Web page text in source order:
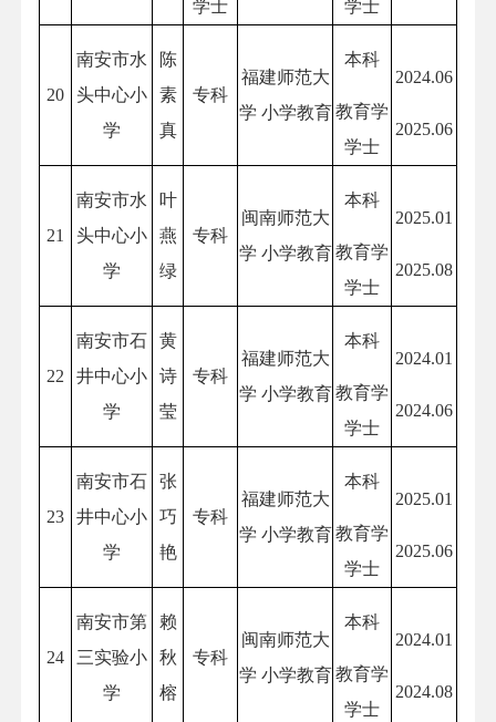
学士 学士
20
南安市水
头中心小
学
陈
素
真
专科
福建师范大
学 小学教育
本科
教育学
学士
2024.06
2025.06
21
南安市水
头中心小
学
叶
燕
绿
专科
闽南师范大
学 小学教育
本科
教育学
学士
2025.01
2025.08
22
南安市石
井中心小
学
黄
诗
莹
专科
福建师范大
学 小学教育
本科
教育学
学士
2024.01
2024.06
23
南安市石
井中心小
学
张
巧
艳
专科
福建师范大
学 小学教育
本科
教育学
学士
2025.01
2025.06
24
南安市第
三实验小
学
赖
秋
榕
专科
闽南师范大
学 小学教育
本科
教育学
学士
2024.01
2024.08